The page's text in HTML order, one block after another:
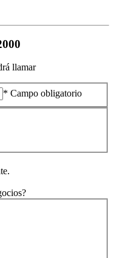
llamar
* Campo obligatorio